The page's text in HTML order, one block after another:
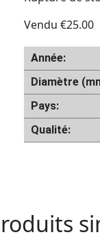
Vendu €25.00
Année:
Diamètre
Pays:
Qualité: